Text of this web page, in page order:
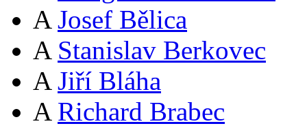
A Josef Bělica
A Stanislav Berkovec
A Jiří Bláha
A Richard Brabec